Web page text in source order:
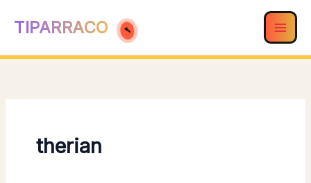
TIPARRACO
therian